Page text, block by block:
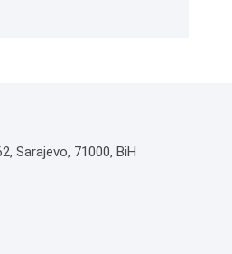
Sarajevo, 71000, BiH